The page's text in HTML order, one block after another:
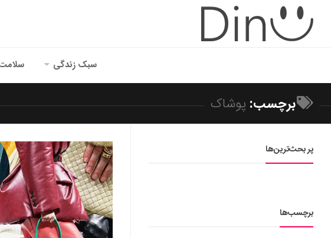
سبک زندگی
برچسب: پوشاک
پر بحث‌ترین‌ها
برچسب‌ها